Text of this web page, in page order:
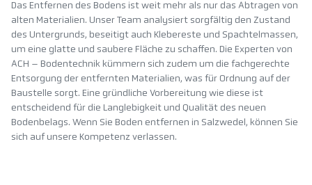
Das Entfernen des Bodens ist weit mehr als nur das Abtragen von
alten Materialien. Unser Team analysiert sorgfältig den Zustand
des Untergrunds, beseitigt auch Klebereste und Spachtelmassen,
um eine glatte und saubere Fläche zu schaffen. Die Experten von
ACH – Bodentechnik kümmern sich zudem um die fachgerechte
Entsorgung der entfernten Materialien, was für Ordnung auf der
Baustelle sorgt. Eine gründliche Vorbereitung wie diese ist
entscheidend für die Langlebigkeit und Qualität des neuen
Bodenbelags. Wenn Sie Boden entfernen in Salzwedel, können Sie
sich auf unsere Kompetenz verlassen.